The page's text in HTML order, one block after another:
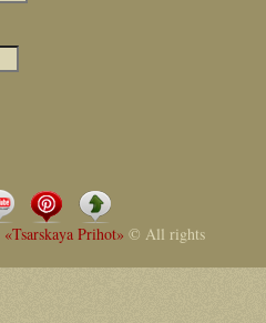
«Tsarskaya Prihot» © All rights